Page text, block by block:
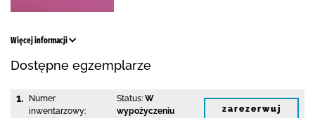
Więcej informacji
Dostępne egzemplarze
1.
Numer
inwentarzowy:
Status: W
wypożyczeniu
zarezerwuj